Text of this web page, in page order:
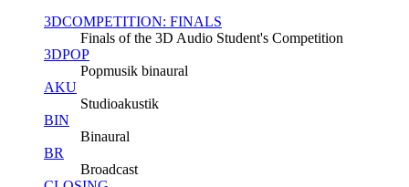
3DCOMPETITION: FINALS
Finals of the 3D Audio Student's Competition
3DPOP
Popmusik binaural
AKU
Studioakustik
BIN
Binaural
BR
Broadcast